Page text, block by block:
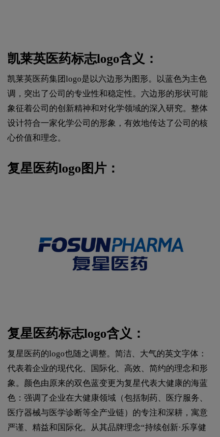
凯莱英医药标志logo含义：
凯莱英医药集团logo是以六边形为图形。以蓝色为主色
调，突出了公司的专业性和稳定性。六边形的形状可能
象征着公司的创新精神和对化学领域的深入研究。整体
设计符合一家化学公司的形象，有效地传达了公司的核
心价值和理念。
复星医药logo图片：
复星医药标志logo含义：
复星医药的logo也随之调整。简洁、大气的英文字体：
代表着企业的现代化、国际化、高效、简约的理念和形
象。颜色由原来的双色蓝变更为复星代表大健康的海蓝
色：强调了企业在大健康领域（包括制药、医疗服务、
医疗器械与医学诊断等全产业链）的专注和深耕，寓意
严谨、精益和国际化。从其品牌理念“持续创新·乐享健